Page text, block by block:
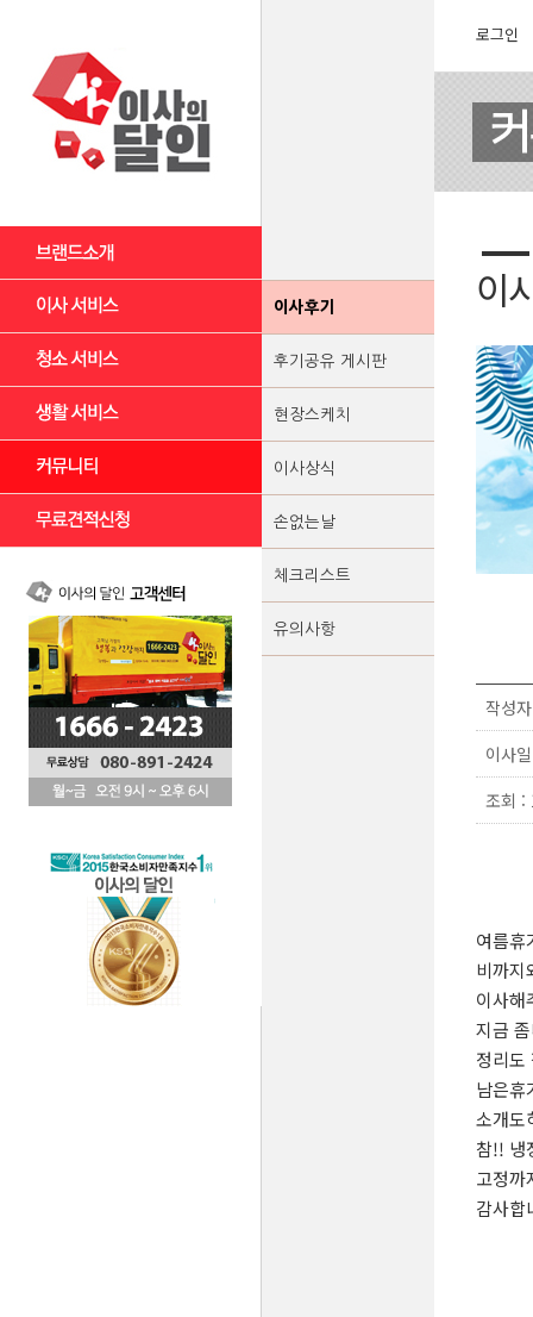
이사후기
후기공유 게시판
현장스케치
이사상식
손없는날
체크리스트
유의사항
로그인
이
작성
이사
조회 :
여름휴
비까지
이사해
지금
정리도
남은휴
소개도
참!! 냉
고정까
감사합